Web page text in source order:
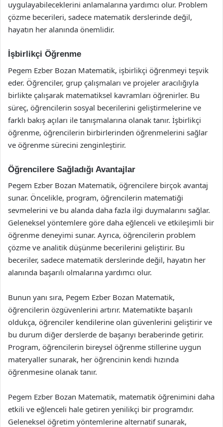
uygulayabileceklerini anlamalarına yardımcı olur. Problem
çözme becerileri, sadece matematik derslerinde değil,
hayatın her alanında önemlidir.
İşbirlikçi Öğrenme
Pegem Ezber Bozan Matematik, işbirlikçi öğrenmeyi teşvik
eder. Öğrenciler, grup çalışmaları ve projeler aracılığıyla
birlikte çalışarak matematiksel kavramları öğrenirler. Bu
süreç, öğrencilerin sosyal becerilerini geliştirmelerine ve
farklı bakış açıları ile tanışmalarına olanak tanır. İşbirlikçi
öğrenme, öğrencilerin birbirlerinden öğrenmelerini sağlar
ve öğrenme sürecini zenginleştirir.
Öğrencilere Sağladığı Avantajlar
Pegem Ezber Bozan Matematik, öğrencilere birçok avantaj
sunar. Öncelikle, program, öğrencilerin matematiği
sevmelerini ve bu alanda daha fazla ilgi duymalarını sağlar.
Geleneksel yöntemlere göre daha eğlenceli ve etkileşimli bir
öğrenme deneyimi sunar. Ayrıca, öğrencilerin problem
çözme ve analitik düşünme becerilerini geliştirir. Bu
beceriler, sadece matematik derslerinde değil, hayatın her
alanında başarılı olmalarına yardımcı olur.
Bunun yanı sıra, Pegem Ezber Bozan Matematik,
öğrencilerin özgüvenlerini artırır. Matematikte başarılı
oldukça, öğrenciler kendilerine olan güvenlerini geliştirir ve
bu durum diğer derslerde de başarıyı beraberinde getirir.
Program, öğrencilerin bireysel öğrenme stillerine uygun
materyaller sunarak, her öğrencinin kendi hızında
öğrenmesine olanak tanır.
Pegem Ezber Bozan Matematik, matematik öğrenimini daha
etkili ve eğlenceli hale getiren yenilikçi bir programdır.
Geleneksel öğretim yöntemlerine alternatif sunarak,